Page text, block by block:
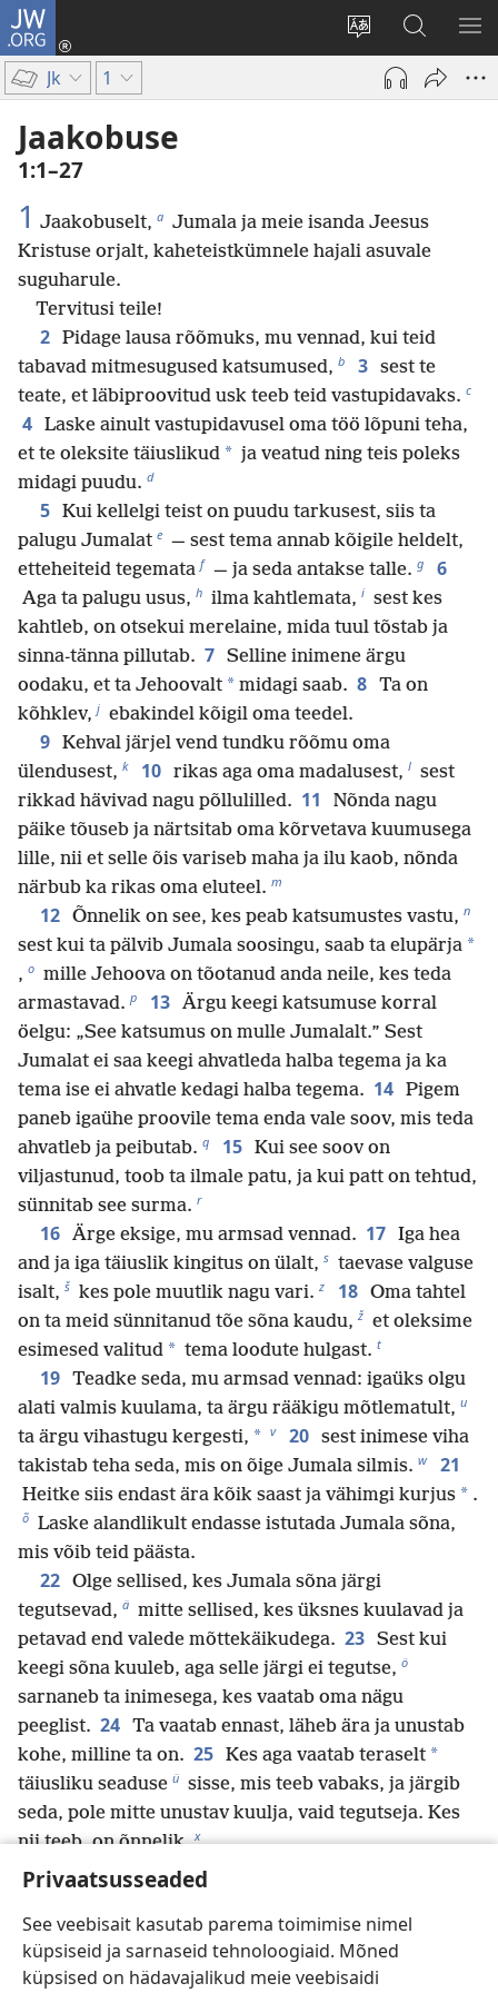
Privaatsusseaded
See veebisait kasutab parema toimimise nimel
küpsiseid ja sarnaseid tehnoloogiaid. Mõned
küpsised on hädavajalikud meie veebisaidi
JW.ORG
Muuda
veebisaidi
keelt
Logi
sisse
Otsi
saidilt
JW.ORG
Jk 1
Jaakobuse
1:1–27
1 Jaakobuselt, a Jumala ja meie isanda Jeesus
Kristuse orjalt, kaheteistkümnele hajali asuvale
suguharule.
Tervitusi teile!
2 Pidage lausa rõõmuks, mu vennad, kui teid
tabavad mitmesugused katsumused, b 3 sest te
teate, et läbiproovitud usk teeb teid vastupidavaks. c
4 Laske ainult vastupidavusel oma töö lõpuni teha,
et te oleksite täiuslikud * ja veatud ning teis poleks
midagi puudu. d
5 Kui kellelgi teist on puudu tarkusest, siis ta
palugu Jumalat e — sest tema annab kõigile heldelt,
etteheiteid tegemata f — ja seda antakse talle. g 6
Aga ta palugu usus, h ilma kahtlemata, i sest kes
kahtleb, on otsekui merelaine, mida tuul tõstab ja
sinna-tänna pillutab. 7 Selline inimene ärgu
oodaku, et ta Jehoovalt * midagi saab. 8 Ta on
kõhklev, j ebakindel kõigil oma teedel.
9 Kehval järjel vend tundku rõõmu oma
ülendusest, k 10 rikas aga oma madalusest, l sest
rikkad hävivad nagu põllulilled. 11
Nõnda nagu
päike tõuseb ja närtsitab oma kõrvetava kuumusega
lille, nii et selle õis variseb maha ja ilu kaob, nõnda
närbub ka rikas oma eluteel. m
12 Õnnelik on see, kes peab katsumustes vastu, n
sest kui ta pälvib Jumala soosingu, saab ta elupärja *
, o mille Jehoova on tõotanud anda neile, kes teda
armastavad. p 13 Ärgu keegi katsumuse korral
öelgu: „See katsumus on mulle Jumalalt.” Sest
Jumalat ei saa keegi ahvatleda halba tegema ja ka
tema ise ei ahvatle kedagi halba tegema. 14 Pigem
paneb igaühe proovile tema enda vale soov, mis teda
ahvatleb ja peibutab. q 15 Kui see soov on
viljastunud, toob ta ilmale patu, ja kui patt on tehtud,
sünnitab see surma. r
16 Ärge eksige, mu armsad vennad. 17 Iga hea
and ja iga täiuslik kingitus on ülalt, s taevase valguse
isalt, š kes pole muutlik nagu vari. z 18 Oma tahtel
on ta meid sünnitanud tõe sõna kaudu, ž et oleksime
esimesed valitud * tema loodute hulgast. t
19 Teadke seda, mu armsad vennad: igaüks olgu
alati valmis kuulama, ta ärgu rääkigu mõtlematult, u
ta ärgu vihastugu kergesti, * v 20 sest inimese viha
takistab teha seda, mis on õige Jumala silmis. w 21
Heitke siis endast ära kõik saast ja vähimgi kurjus * .
õ Laske alandlikult endasse istutada Jumala sõna,
mis võib teid päästa.
22 Olge sellised, kes Jumala sõna järgi
tegutsevad, ä mitte sellised, kes üksnes kuulavad ja
petavad end valede mõttekäikudega. 23 Sest kui
keegi sõna kuuleb, aga selle järgi ei tegutse, ö
sarnaneb ta inimesega, kes vaatab oma nägu
peeglist. 24 Ta vaatab ennast, läheb ära ja unustab
kohe, milline ta on. 25 Kes aga vaatab teraselt *
täiusliku seaduse ü sisse, mis teeb vabaks, ja järgib
seda, pole mitte unustav kuulja, vaid tegutseja. Kes
nii teeb, on õnnelik. x
26 Kui keegi peab ennast Jumala teenijaks
jumalateenistus on tühine. 27 Puhas ja rikkumata
jumalateenistus * meie Jumala ja isa silmis on
selline: tuleb hoolitseda orbude a ja lesknaiste